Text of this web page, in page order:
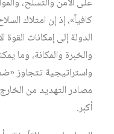
كافياً»، إذ إن امتلاك
الدولة إلى إمكانات
والخبرة والمكانة، وما
واستراتيجية تتجاوز
مصادر التهديد من
أكبر.